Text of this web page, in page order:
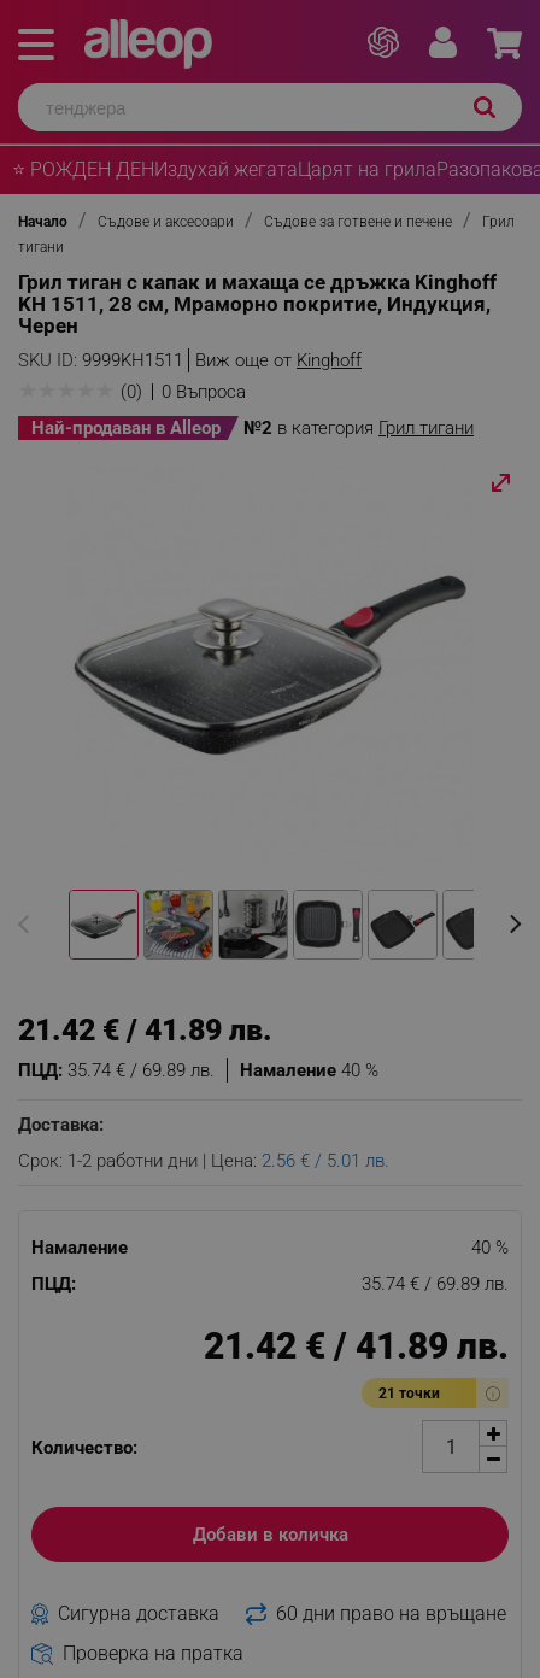
⭐ РОЖДЕН ДЕНИздухай жегатаЦарят на грила
Начало Съдове и аксесоари Съдове за готвене и печене
Грил
тигани
Грил тиган с капак и махаща се дръжка Kinghoff
KH 1511, 28 см, Мраморно покритие, Индукция,
Черен
SKU ID: 9999KH1511 Виж още от Kinghoff
(0)
0 Въпроса
Най-продаван в Alleop
№2 в категория Грил тигани
Намаление 40 %
ПЦД: 35.74 € / 69.89 лв.
21.42 € / 41.89 лв.
Доставка:
Срок: 1-2 работни дни | Цена: 2.56 € / 5.01 лв.
Намаление
40 %
ПЦД:
35.74 € / 69.89 лв.
21.42 € / 41.89 лв.
21 точки
Количество:
Добави в количка
Сигурна доставка
60 дни право на връщане
Проверка на пратка